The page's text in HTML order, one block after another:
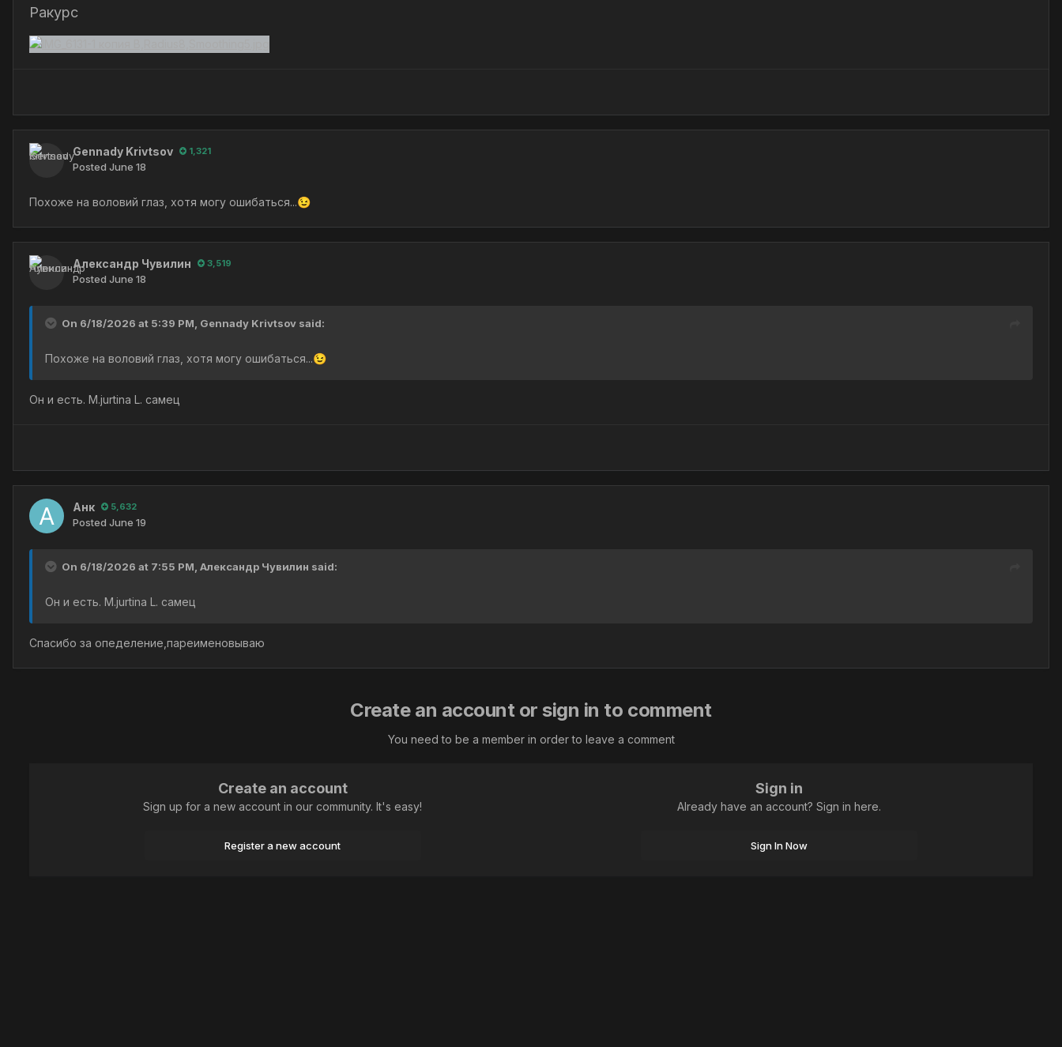
Ракурс
Gennady Krivtsov 1,321
Posted June 18
Похоже на воловий глаз, хотя могу ошибаться...😉
Александр Чувилин 3,519
Posted June 18
On 6/18/2026 at 5:39 PM, Gennady Krivtsov said:
Похоже на воловий глаз, хотя могу ошибаться...😉
Он и есть. M.jurtina L. самец
Анк 5,632
Posted June 19
On 6/18/2026 at 7:55 PM, Александр Чувилин said:
Он и есть. M.jurtina L. самец
Спасибо за опеделение,пареименовываю
Create an account or sign in to comment
You need to be a member in order to leave a comment
Create an account
Sign up for a new account in our community. It's easy!
Register a new account
Sign in
Already have an account? Sign in here.
Sign In Now